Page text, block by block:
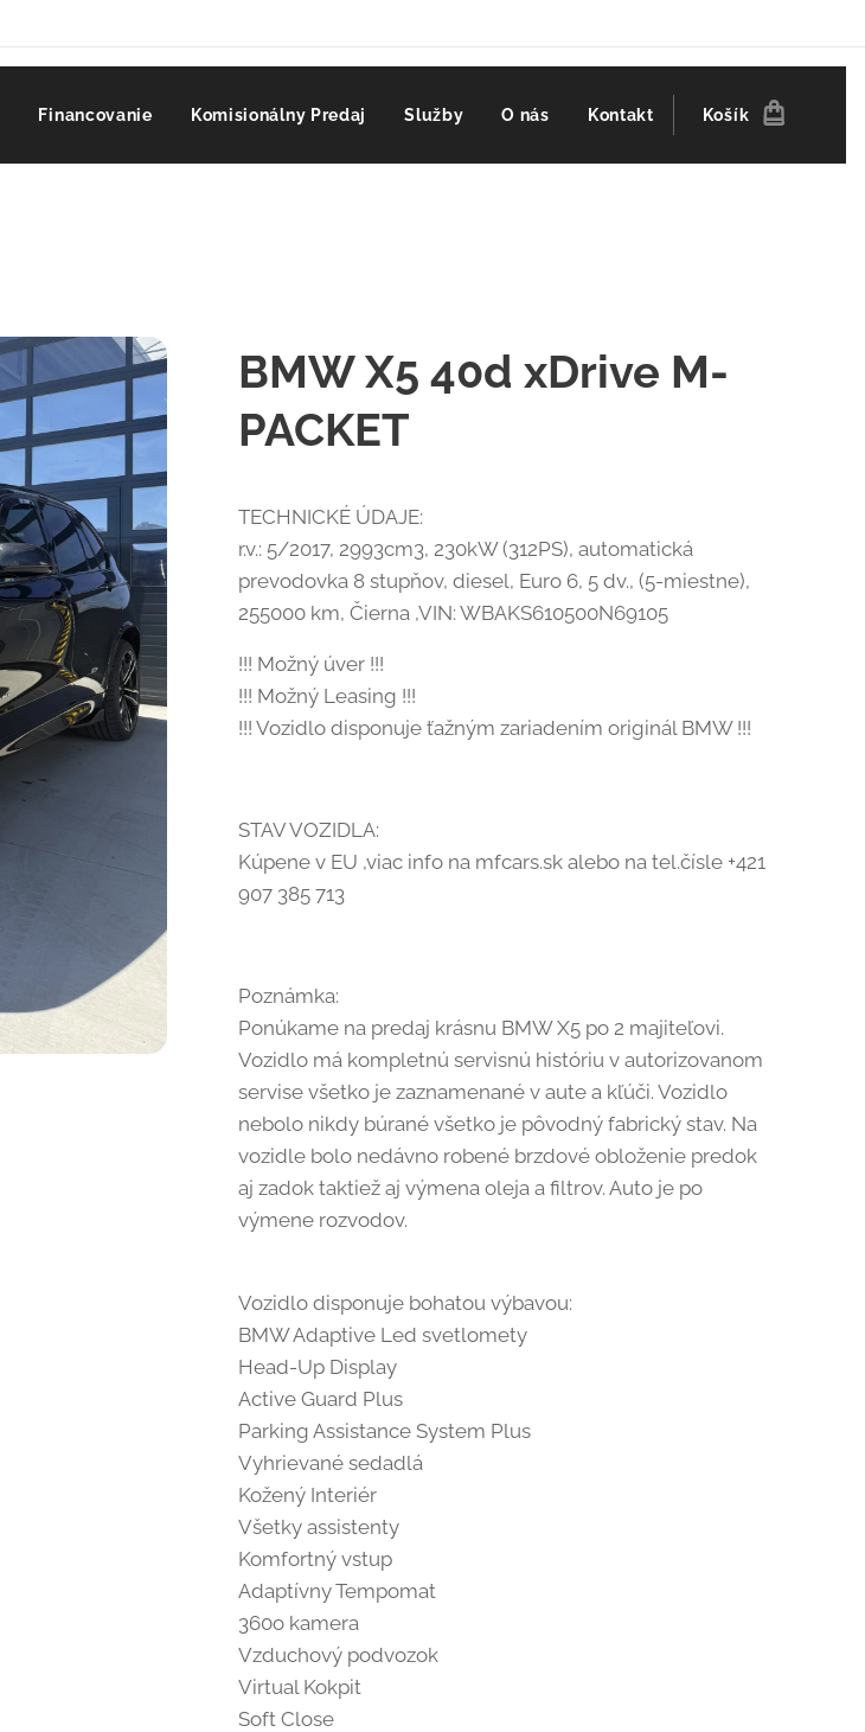
Financovanie Komisionálny Predaj Služby O nás Kontakt Košík
BMW X5 40d xDrive M-
PACKET
TECHNICKÉ ÚDAJE:
r.v.: 5/2017, 2993cm3, 230kW (312PS), automatická
prevodovka 8 stupňov, diesel, Euro 6, 5 dv., (5-miestne),
255000 km, Čierna ,VIN: WBAKS610500N69105
!!! Možný úver !!!
!!! Možný Leasing !!!
!!! Vozidlo disponuje ťažným zariadením originál BMW !!!
STAV VOZIDLA:
Kúpene v EU ,viac info na mfcars.sk alebo na tel.čísle +421
907 385 713
Poznámka:
Ponúkame na predaj krásnu BMW X5 po 2 majiteľovi.
Vozidlo má kompletnú servisnú históriu v autorizovanom
servise všetko je zaznamenané v aute a kľúči. Vozidlo
nebolo nikdy búrané všetko je pôvodný fabrický stav. Na
vozidle bolo nedávno robené brzdové obloženie predok
aj zadok taktiež aj výmena oleja a filtrov. Auto je po
výmene rozvodov.
Vozidlo disponuje bohatou výbavou:
BMW Adaptive Led svetlomety
Head-Up Display
Active Guard Plus
Parking Assistance System Plus
Vyhrievané sedadlá
Kožený Interiér
Všetky assistenty
Komfortný vstup
Adaptívny Tempomat
360o kamera
Vzduchový podvozok
Virtual Kokpit
Soft Close